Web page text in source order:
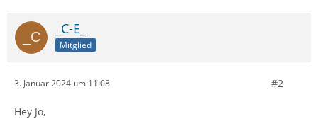
_C-E_
Mitglied
3. Januar 2024 um 11:08 #2
Hey Jo,